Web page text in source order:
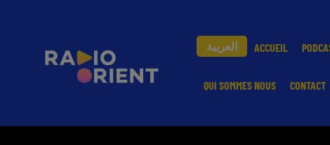
العربية ACCUEIL
QUI SOMMES NOUS CONTACT